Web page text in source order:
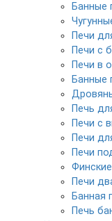
Банные
Печи
Печи с
Печи в
Банные
Печь
Печи с
Печи
Печи
Печи
Банная
Печь